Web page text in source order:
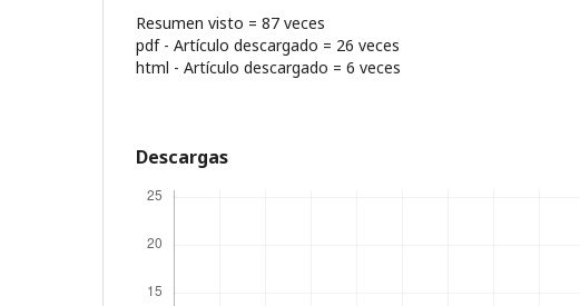
Resumen visto = 87 veces
pdf - Artículo descargado = 26 veces
html - Artículo descargado = 6 veces
Descargas